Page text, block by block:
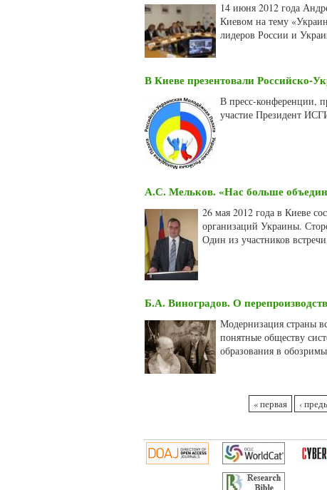
14 июня 2012 года
Киевом на тему
лидеров России и
В Киеве презентовали Российско-
В пресс-конференции,
участие Президент
А.С. Мельков. «Нас больше
26 мая 2012 года в Киеве
организаций Украины.
Один из участников
Б.А. Виноградов. О
Модернизация страны
понятные обществу
образования в
« первая ‹